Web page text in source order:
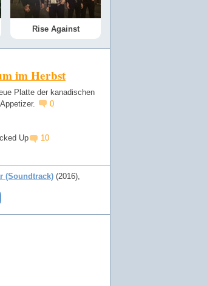
Rise Against
im Herbst
Platte der kanadischen
0
Up 10
(Soundtrack) (2016)